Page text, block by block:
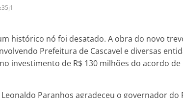
histórico nó foi desatado. A obra do novo
Prefeitura de Cascavel e diversas
investimento de R$ 130 milhões do acordo de
Paranhos agradeceu o governador do